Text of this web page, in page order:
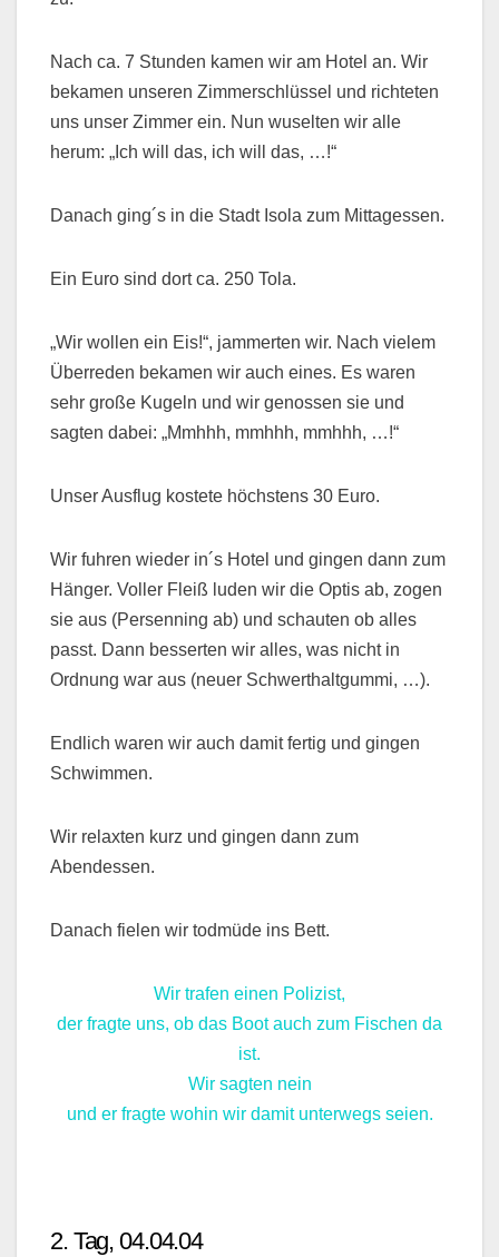
Nach ca. 7 Stunden kamen wir am Hotel an. Wir
bekamen unseren Zimmerschlüssel und richteten
uns unser Zimmer ein. Nun wuselten wir alle
herum: „Ich will das, ich will das, …!“
Danach ging´s in die Stadt Isola zum Mittagessen.
Ein Euro sind dort ca. 250 Tola.
„Wir wollen ein Eis!“, jammerten wir. Nach vielem
Überreden bekamen wir auch eines. Es waren
sehr große Kugeln und wir genossen sie und
sagten dabei: „Mmhhh, mmhhh, mmhhh, …!“
Unser Ausflug kostete höchstens 30 Euro.
Wir fuhren wieder in´s Hotel und gingen dann zum
Hänger. Voller Fleiß luden wir die Optis ab, zogen
sie aus (Persenning ab) und schauten ob alles
passt. Dann besserten wir alles, was nicht in
Ordnung war aus (neuer Schwerthaltgummi, …).
Endlich waren wir auch damit fertig und gingen
Schwimmen.
Wir relaxten kurz und gingen dann zum
Abendessen.
Danach fielen wir todmüde ins Bett.
Wir trafen einen Polizist,
der fragte uns, ob das Boot auch zum Fischen da
ist.
Wir sagten nein
und er fragte wohin wir damit unterwegs seien.
2. Tag, 04.04.04